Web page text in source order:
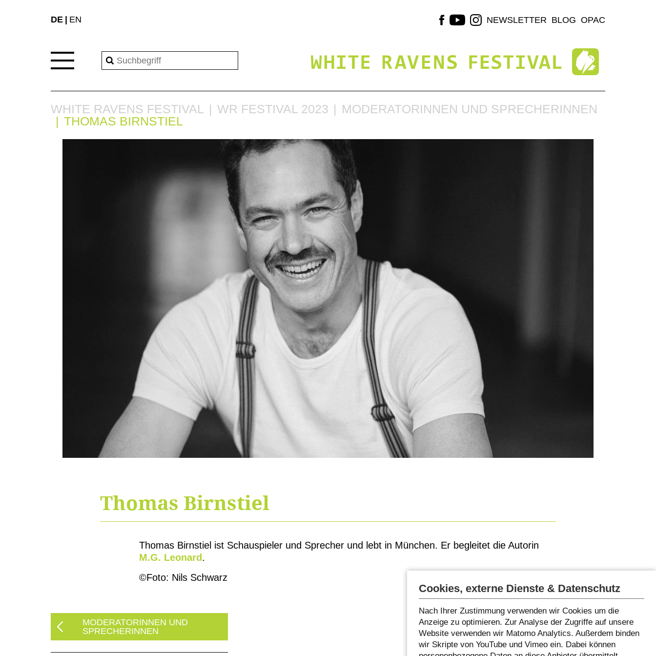
DE EN NEWSLETTER BLOG OPAC
WHITE RAVENS FESTIVAL WR FESTIVAL 2023
MODERATORINNEN UND SPRECHERINNEN
THOMAS BIRNSTIEL
Thomas Birnstiel
Thomas Birnstiel ist Schauspieler und Sprecher und lebt in München. Er begleitet die Autorin
M.G. Leonard .
©Foto: Nils Schwarz
MODERATORINNEN UND
SPRECHERINNEN
Cookies, externe Dienste & Datenschutz
Nach Ihrer Zustimmung verwenden wir Cookies um die
Anzeige zu optimieren. Zur Analyse der Zugriffe auf unsere
Website verwenden wir Matomo Analytics. Außerdem binden
wir Skripte von YouTube und Vimeo ein. Dabei können